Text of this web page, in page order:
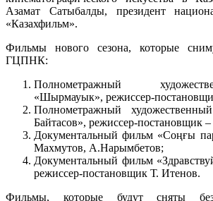
Азамат Сатыбалды, президент
«Казахфильм».
Фильмы нового сезона, которые
ГЦПНК:
Полнометражный
«Шырмауык», режиссер-
Полнометражный
Байтасов», режиссер-постановщик
Документальный фильм «Соңғы
Махмутов, А.Нарымбетов;
Документальный фильм
режиссер-постановщик Т. Итенов.
Фильмы, которые будут сняты без